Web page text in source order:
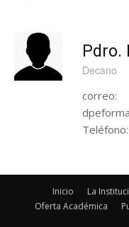
Pdro.
Decano
correo:
Inicio La
Oferta Académica